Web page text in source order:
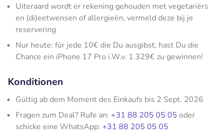
Uiteraard wordt er rekening gehouden met vegetariërs
en (di)eetwensen of allergieën, vermeld deze bij je
reservering
Nur heute: für jede 10€ die Du ausgibst, hast Du die
Chance ein iPhone 17 Pro i.W.v. 1.329€ zu gewinnen!
Konditionen
Gültig ab dem Moment des Einkaufs bis 2 Sept. 2026
Fragen zum Deal? Rufe an: +31 88 205 05 05 oder
schicke eine WhatsApp: +31 88 205 05 05